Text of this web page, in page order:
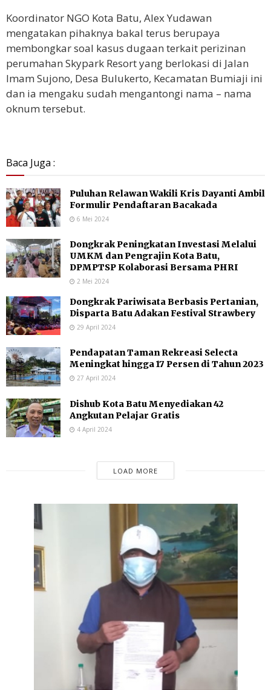
Koordinator NGO Kota Batu, Alex Yudawan
mengatakan pihaknya bakal terus berupaya
membongkar soal kasus dugaan terkait perizinan
perumahan Skypark Resort yang berlokasi di Jalan
Imam Sujono, Desa Bulukerto, Kecamatan Bumiaji ini
dan ia mengaku sudah mengantongi nama – nama
oknum tersebut.
Baca Juga :
Puluhan Relawan Wakili Kris Dayanti Ambil
Formulir Pendaftaran Bacakada
6 Mei 2024
Dongkrak Peningkatan Investasi Melalui
UMKM dan Pengrajin Kota Batu,
DPMPTSP Kolaborasi Bersama PHRI
2 Mei 2024
Dongkrak Pariwisata Berbasis Pertanian,
Disparta Batu Adakan Festival Strawbery
29 April 2024
Pendapatan Taman Rekreasi Selecta
Meningkat hingga 17 Persen di Tahun 2023
27 April 2024
Dishub Kota Batu Menyediakan 42
Angkutan Pelajar Gratis
4 April 2024
LOAD MORE